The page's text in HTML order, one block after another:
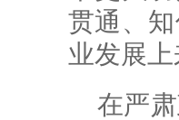
贯通、
业发展上
在严